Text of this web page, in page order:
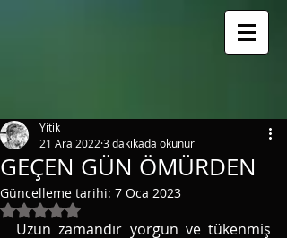
GEÇEN GÜN ÖMÜRDEN
Yitik
21 Ara 2022 3 dakikada okunur
Güncelleme tarihi: 7 Oca 2023
5 üzerinden NaN yıldız
Uzun zamandır yorgun ve tükenmiş